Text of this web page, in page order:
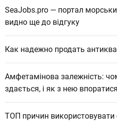
SeaJobs.pro — портал
видно ще до відгуку
Как надежно продать
Амфетамінова залежність:
здається, і як з нею впоратися
ТОП причин використовувати